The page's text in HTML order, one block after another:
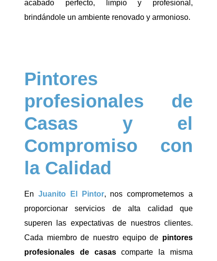
acabado perfecto, limpio y profesional,
brindándole un ambiente renovado y armonioso.
Pintores
profesionales de
Casas y el
Compromiso con
la Calidad
En Juanito El Pintor, nos comprometemos a
proporcionar servicios de alta calidad que
superen las expectativas de nuestros clientes.
Cada miembro de nuestro equipo de pintores
profesionales
de casascomparte la misma